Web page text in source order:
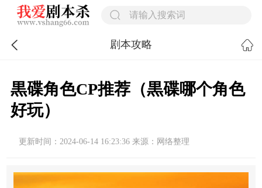
剧本攻略
黒碟角色CP推荐（黒碟哪个角色
好玩）
更新时间：2024-06-14 16:23:36 来源：网络整理